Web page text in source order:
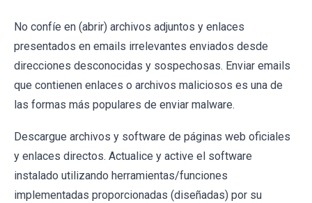
No confíe en (abrir) archivos adjuntos y enlaces
presentados en emails irrelevantes enviados desde
direcciones desconocidas y sospechosas. Enviar emails
que contienen enlaces o archivos maliciosos es una de
las formas más populares de enviar malware.
Descargue archivos y software de páginas web oficiales
y enlaces directos. Actualice y active el software
instalado utilizando herramientas/funciones
implementadas proporcionadas (diseñadas) por su